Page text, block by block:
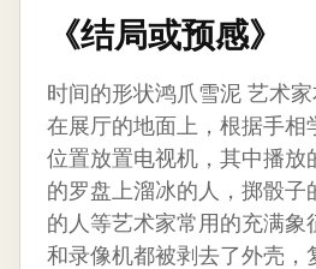
《结局或预感》
时间的形状鸿爪雪泥 艺术
在展厅的地面上，根据手相
位置放置电视机，其中播放
的罗盘上溜冰的人，掷骰子
的人等艺术家常用的充满象
和录像机都被剥去了外壳，